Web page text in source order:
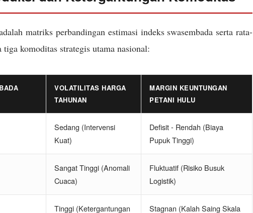
matriks perbandingan estimasi indeks swasembada serta rata-
komoditas strategis utama nasional:
VOLATILITAS HARGA
TAHUNAN
MARGIN KEUNTUNGAN
PETANI HULU
Sedang (Intervensi
Kuat)
Defisit - Rendah (Biaya
Pupuk Tinggi)
Sangat Tinggi (Anomali
Cuaca)
Fluktuatif (Risiko Busuk
Logistik)
Tinggi (Ketergantungan
Stagnan (Kalah Saing Skala